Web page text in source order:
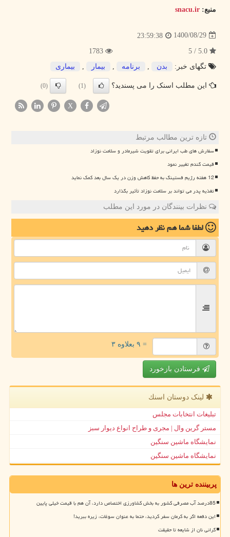
منبع: snacu.ir
1400/08/29
23:59:38
تگهای خبر:
بدن برنامه بیمار بیماری
این مطلب اسنک را می پسندید؟ (1)
(0)
X
تازه ترین مطالب مرتبط
سفارش های طب ایرانی برای تقویت شیرمادر و سلامت نوزاد
قیمت گندم تغییر نمود
12 هفته رژیم فستینگ به حفظ کاهش وزن در یک سال بعد کمک نماید
تغذیه پدر می تواند بر سلامت نوزاد تأثیر بگذارد
نظرات بینندگان در مورد این مطلب
لطفا شما همنظر دهید
= ۹ بعلاوه ۳
فرستادن بازخورد
لینک دوستان اسنك
تبلیغات انتخابات مجلس
مستر گرین وال | مجری و طراح انواع دیوار سبز
نمایشگاه ماشین سنگین
نمایشگاه ماشین سنگین
پربیننده ترین ها
85درصد آب مصرفی کشور به بخش کشاورزی اختصاص دارد، آن هم با قیمت خیلی پایین
این دفعه اگر به کرمان سفر کردید، حتما به عنوان سوغات، زیره ببرید!
گرانی نان از شایعه تا حقیقت